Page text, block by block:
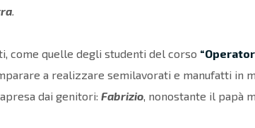
.
come quelle degli studenti del corso
a realizzare semilavorati e manufatti in
dai genitori: Fabrizio, nonostante il papà